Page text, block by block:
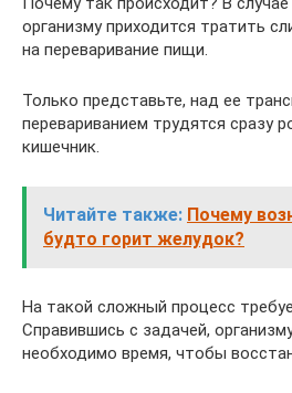
организму приходится тратить
на переваривание пищи.
Только представьте, над ее
перевариванием трудятся сразу
кишечник.
Читайте также: Почему
будто горит желудок?
На такой сложный процесс
Справившись с задачей,
необходимо время, чтобы